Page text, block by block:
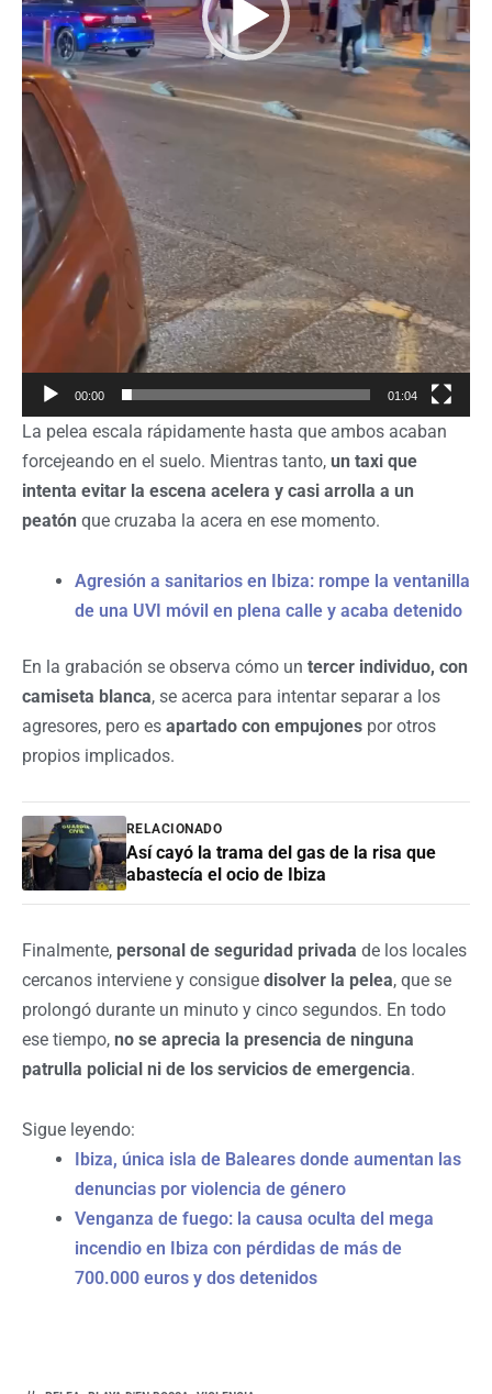
00:00 01:04
La pelea escala rápidamente hasta que ambos acaban
forcejeando en el suelo. Mientras tanto, un taxi que
intenta evitar la escena acelera y casi arrolla a un
peatón que cruzaba la acera en ese momento.
Agresión a sanitarios en Ibiza: rompe la ventanilla
de una UVI móvil en plena calle y acaba detenido
En la grabación se observa cómo un tercer individuo, con
camiseta blanca, se acerca para intentar separar a los
agresores, pero es apartado con empujones por otros
propios implicados.
RELACIONADO
Así cayó la trama del gas de la risa que
abastecía el ocio de Ibiza
Finalmente, personal de seguridad privada de los locales
cercanos interviene y consigue disolver la pelea, que se
prolongó durante un minuto y cinco segundos. En todo
ese tiempo, no se aprecia la presencia de ninguna
patrulla policial ni de los servicios de emergencia.
Sigue leyendo:
Ibiza, única isla de Baleares donde aumentan las
denuncias por violencia de género
Venganza de fuego: la causa oculta del mega
incendio en Ibiza con pérdidas de más de
700.000 euros y dos detenidos